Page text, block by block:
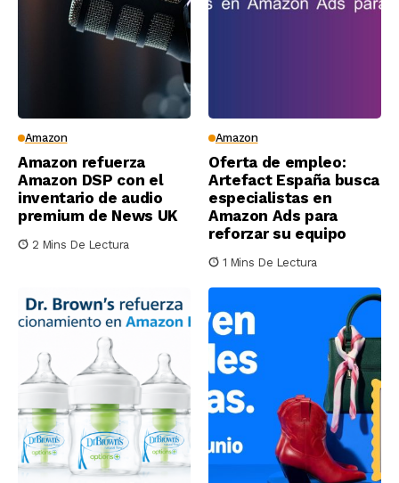
Amazon
Amazon refuerza
Amazon DSP con el
inventario de audio
premium de News UK
2 Mins De Lectura
Amazon
Oferta de empleo:
Artefact España busca
especialistas en
Amazon Ads para
reforzar su equipo
1 Mins De Lectura